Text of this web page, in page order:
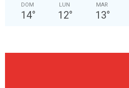
DOM
14°
LUN
12°
MAR
13°